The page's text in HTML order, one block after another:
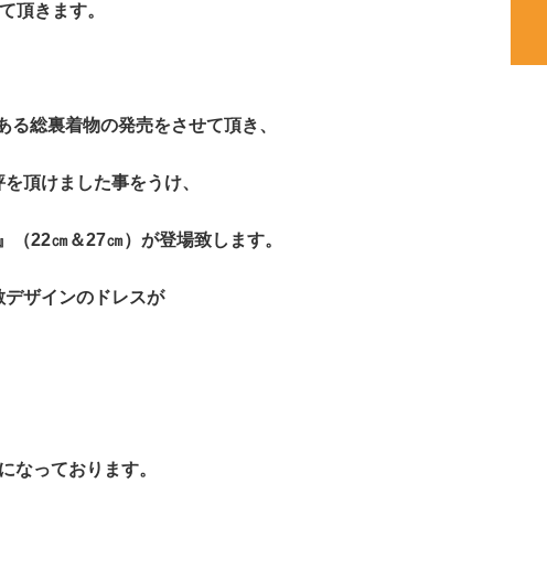
頂きます。
総裏着物の発売をさせて頂き、
頂けました事をうけ、
22㎝＆27㎝）が登場致します。
ザインのドレスが
なっております。